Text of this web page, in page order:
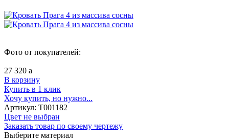
Фото от покупателей:
27 320 a
В корзину
Купить в 1 клик
Хочу купить, но нужно...
Артикул: Т001182
Цвет не выбран
Заказать товар по своему чертежу
Выберите материал